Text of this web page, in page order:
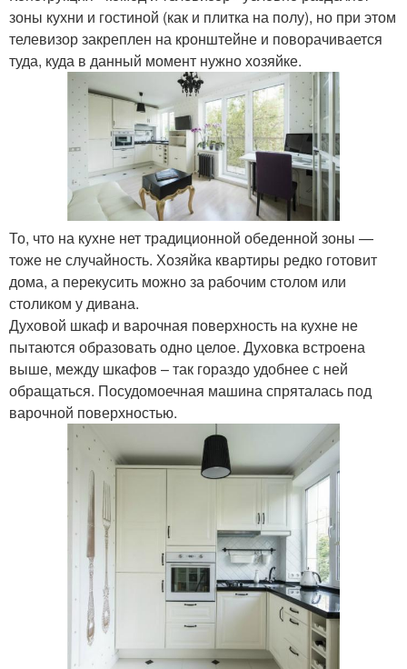
зоны кухни и гостиной (как и плитка на полу), но при этом
телевизор закреплен на кронштейне и поворачивается
туда, куда в данный момент нужно хозяйке.
То, что на кухне нет традиционной обеденной зоны —
тоже не случайность. Хозяйка квартиры редко готовит
дома, а перекусить можно за рабочим столом или
столиком у дивана.
Духовой шкаф и варочная поверхность на кухне не
пытаются образовать одно целое. Духовка встроена
выше, между шкафов – так гораздо удобнее с ней
обращаться. Посудомоечная машина спряталась под
варочной поверхностью.